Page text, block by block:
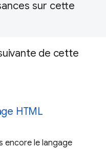
sur cette
de cette
HTML
encore le langage